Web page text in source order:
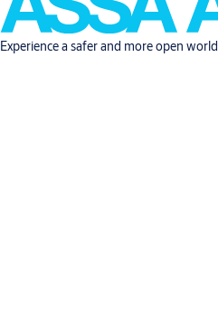
Experience a safer and more open world